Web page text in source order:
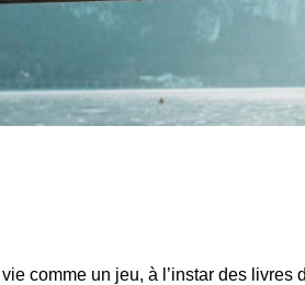
JEU
comme un jeu, à l’instar des